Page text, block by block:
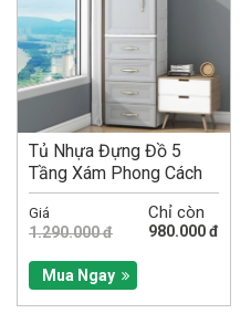
Tủ Nhựa Đựng Đồ 5
Tầng Xám Phong Cách
Hiện Đại Đa Năng
Giá
1.290.000 đ
Chỉ còn
980.000 đ
Mua Ngay